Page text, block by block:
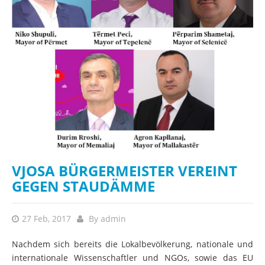
VJOSA BÜRGERMEISTER VEREINT
GEGEN STAUDÄMME
27 Feb, 2017 By admin
Nachdem sich bereits die Lokalbevölkerung, nationale und
internationale Wissenschaftler und NGOs, sowie das EU